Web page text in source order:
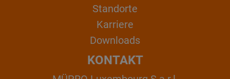
Standorte
Karriere
Downloads
KONTAKT